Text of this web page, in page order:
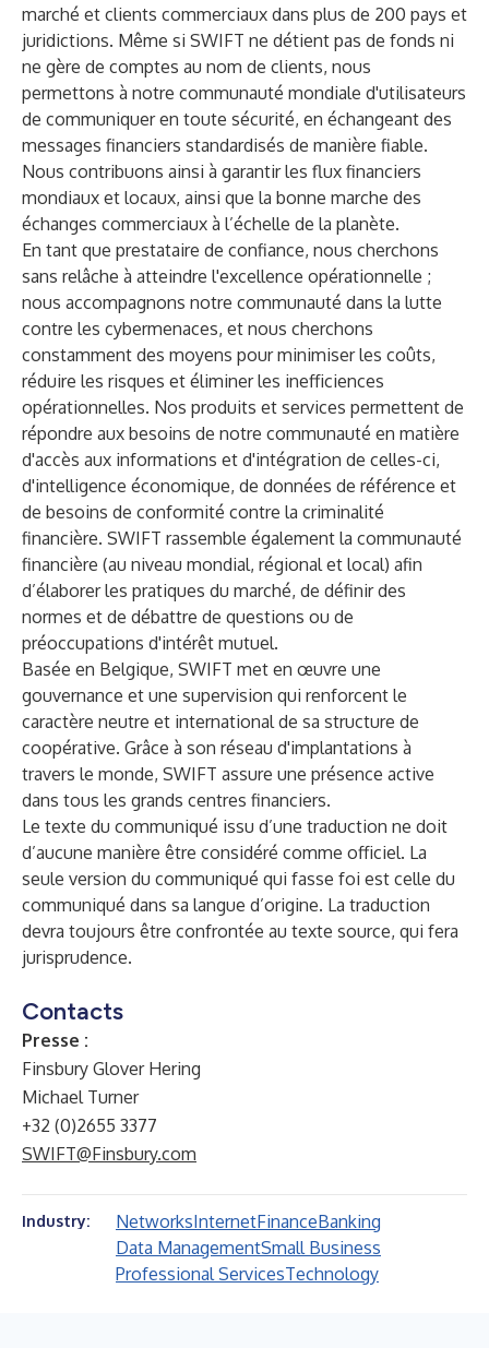
marché et clients commerciaux dans plus de 200 pays et
juridictions. Même si SWIFT ne détient pas de fonds ni
ne gère de comptes au nom de clients, nous
permettons à notre communauté mondiale d'utilisateurs
de communiquer en toute sécurité, en échangeant des
messages financiers standardisés de manière fiable.
Nous contribuons ainsi à garantir les flux financiers
mondiaux et locaux, ainsi que la bonne marche des
échanges commerciaux à l’échelle de la planète.
En tant que prestataire de confiance, nous cherchons
sans relâche à atteindre l'excellence opérationnelle ;
nous accompagnons notre communauté dans la lutte
contre les cybermenaces, et nous cherchons
constamment des moyens pour minimiser les coûts,
réduire les risques et éliminer les inefficiences
opérationnelles. Nos produits et services permettent de
répondre aux besoins de notre communauté en matière
d'accès aux informations et d'intégration de celles-ci,
d'intelligence économique, de données de référence et
de besoins de conformité contre la criminalité
financière. SWIFT rassemble également la communauté
financière (au niveau mondial, régional et local) afin
d’élaborer les pratiques du marché, de définir des
normes et de débattre de questions ou de
préoccupations d'intérêt mutuel.
Basée en Belgique, SWIFT met en œuvre une
gouvernance et une supervision qui renforcent le
caractère neutre et international de sa structure de
coopérative. Grâce à son réseau d'implantations à
travers le monde, SWIFT assure une présence active
dans tous les grands centres financiers.
Le texte du communiqué issu d’une traduction ne doit
d’aucune manière être considéré comme officiel. La
seule version du communiqué qui fasse foi est celle du
communiqué dans sa langue d’origine. La traduction
devra toujours être confrontée au texte source, qui fera
jurisprudence.
Contacts
Presse :
Finsbury Glover Hering
Michael Turner
+32 (0)2655 3377
SWIFT@Finsbury.com
Industry: NetworksInternetFinanceBanking
Data ManagementSmall Business
Professional ServicesTechnology